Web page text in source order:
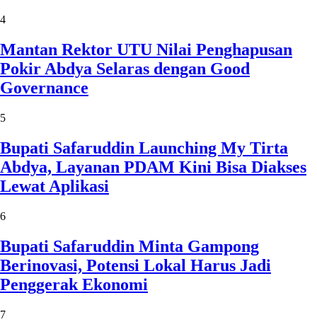
4
Mantan Rektor UTU Nilai Penghapusan
Pokir Abdya Selaras dengan Good
Governance
5
Bupati Safaruddin Launching My Tirta
Abdya, Layanan PDAM Kini Bisa Diakses
Lewat Aplikasi
6
Bupati Safaruddin Minta Gampong
Berinovasi, Potensi Lokal Harus Jadi
Penggerak Ekonomi
7